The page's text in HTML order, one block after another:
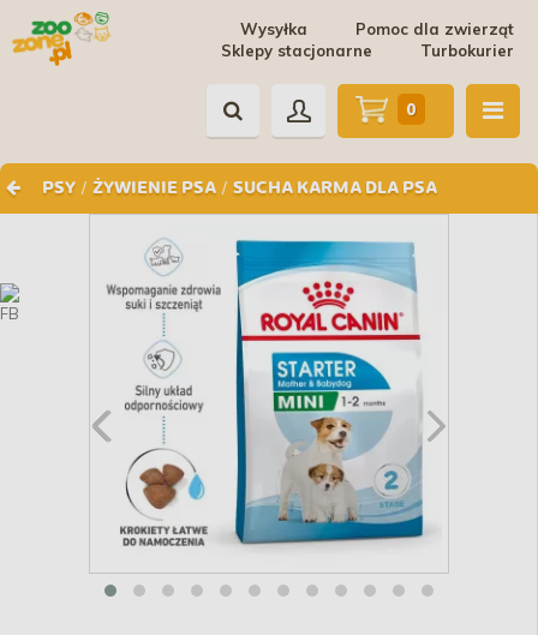
Pomoc dla zwierząt
Wysyłka
Turbokurier
Sklepy stacjonarne
PSY / ŻYWIENIE PSA / SUCHA KARMA DLA PSA
0